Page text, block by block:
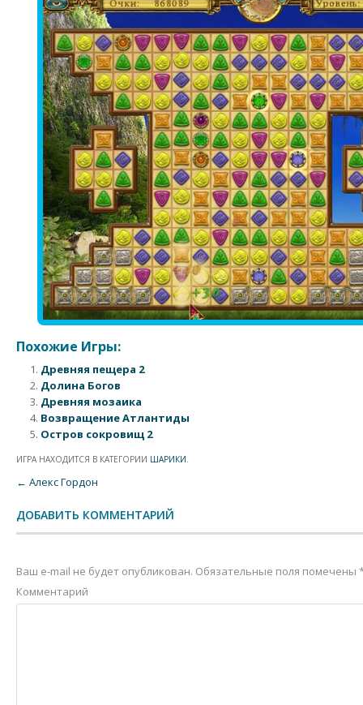
Похожие Игры:
Древняя пещера 2
Долина Богов
Древняя мозаика
Возвращение Атлантиды
Остров сокровищ 2
ИГРА НАХОДИТСЯ В КАТЕГОРИИ ШАРИКИ.
Post navigation
← Алекс Гордон
ДОБАВИТЬ КОММЕНТАРИЙ
Ваш e-mail не будет опубликован. Обязательные поля помечены
Комментарий